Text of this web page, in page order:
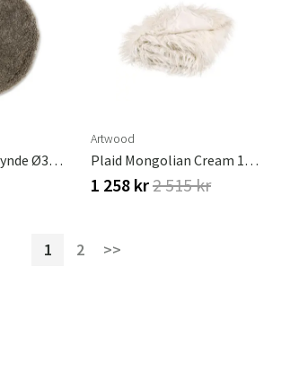
PAD Rund Sædehynde Ø34 Cm Lysebrun
Artwood
Plaid Mongolian Cream 150x200 Cm Artwood
1 258 kr2 515 kr
1 2 >>